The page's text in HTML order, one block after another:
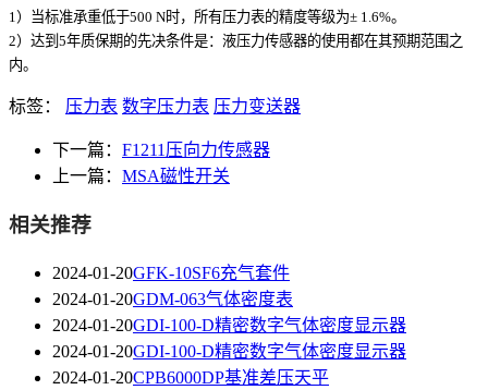
1）当标准承重低于500 N时，所有压力表的精度等级为± 1.6%。
2）达到5年质保期的先决条件是：液压力传感器的使用都在其预期范围之
内。
标签： 压力表 数字压力表 压力变送器
下一篇： F1211压向力传感器
上一篇： MSA磁性开关
相关推荐
2024-01-20GFK-10SF6充气套件
2024-01-20GDM-063气体密度表
2024-01-20GDI-100-D精密数字气体密度显示器
2024-01-20GDI-100-D精密数字气体密度显示器
2024-01-20CPB6000DP基准差压天平